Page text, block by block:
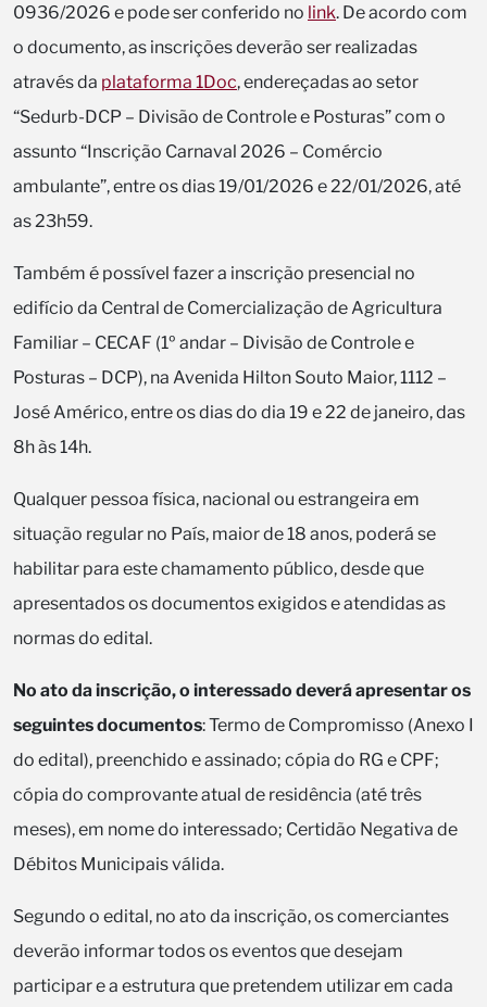
0936/2026 e pode ser conferido no link. De acordo com
o documento, as inscrições deverão ser realizadas
através da plataforma 1Doc, endereçadas ao setor
“Sedurb-DCP – Divisão de Controle e Posturas” com o
assunto “Inscrição Carnaval 2026 – Comércio
ambulante”, entre os dias 19/01/2026 e 22/01/2026, até
as 23h59.
Também é possível fazer a inscrição presencial no
edifício da Central de Comercialização de Agricultura
Familiar – CECAF (1º andar – Divisão de Controle e
Posturas – DCP), na Avenida Hilton Souto Maior, 1112 –
José Américo, entre os dias do dia 19 e 22 de janeiro, das
8h às 14h.
Qualquer pessoa física, nacional ou estrangeira em
situação regular no País, maior de 18 anos, poderá se
habilitar para este chamamento público, desde que
apresentados os documentos exigidos e atendidas as
normas do edital.
No ato da inscrição, o interessado deverá apresentar os
seguintes documentos: Termo de Compromisso (Anexo I
do edital), preenchido e assinado; cópia do RG e CPF;
cópia do comprovante atual de residência (até três
meses), em nome do interessado; Certidão Negativa de
Débitos Municipais válida.
Segundo o edital, no ato da inscrição, os comerciantes
deverão informar todos os eventos que desejam
participar e a estrutura que pretendem utilizar em cada